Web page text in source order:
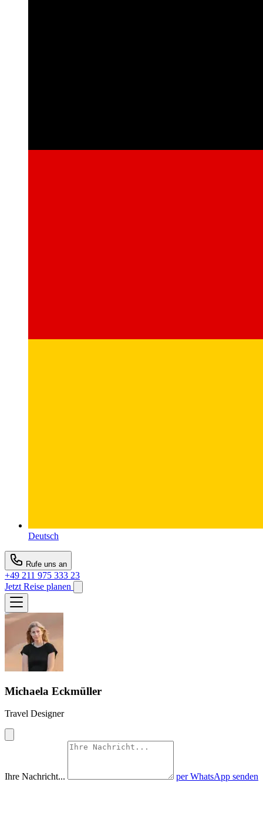
Deutsch
Rufe uns an
+49 211 975 333 23
Jetzt Reise planen
Michaela Eckmüller
Travel Designer
Ihre Nachricht... per WhatsApp senden